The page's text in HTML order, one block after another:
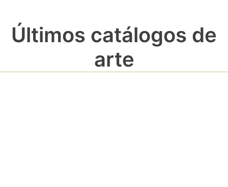
Últimos catálogos de
arte